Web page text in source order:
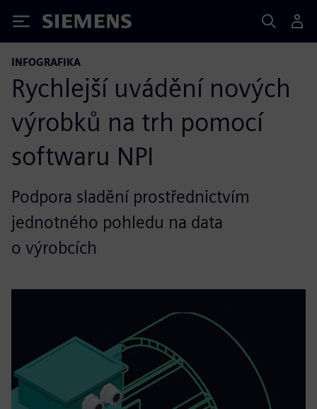
Siemens
INFOGRAFIKA
Rychlejší uvádění nových
výrobků na trh pomocí
softwaru NPI
Podpora sladění prostřednictvím
jednotného pohledu na data
o výrobcích